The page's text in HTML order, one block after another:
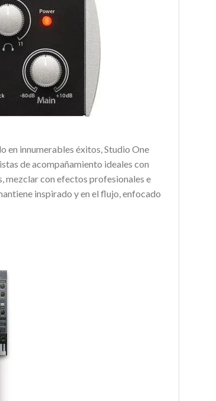
en innumerables éxitos, Studio One
de acompañamiento ideales con
mezclar con efectos profesionales e
inspirado y en el flujo, enfocado